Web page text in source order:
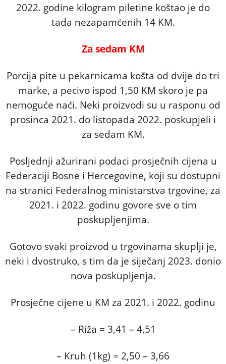
2022. godine kilogram piletine koštao je do
tada nezapamćenih 14 KM.
Za sedam KM
Porcija pite u pekarnicama košta od dvije do tri
marke, a pecivo ispod 1,50 KM skoro je pa
nemoguće naći. Neki proizvodi su u rasponu od
prosinca 2021. do listopada 2022. poskupjeli i
za sedam KM.
Posljednji ažurirani podaci prosječnih cijena u
Federaciji Bosne i Hercegovine, koji su dostupni
na stranici Federalnog ministarstva trgovine, za
2021. i 2022. godinu govore sve o tim
poskupljenjima.
Gotovo svaki proizvod u trgovinama skuplji je,
neki i dvostruko, s tim da je siječanj 2023. donio
nova poskupljenja.
Prosječne cijene u KM za 2021. i 2022. godinu
– Riža = 3,41 – 4,51
– Kruh (1kg) = 2,50 – 3,66